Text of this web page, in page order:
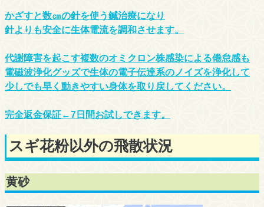
かざすと数㎝の針を使う鍼治療になり
針よりも安全に生体電流を調和させます。
代謝障害を起こす複数のオミクロン株感染による倦怠感も
電磁波浄化グッズで生体の電子伝達系のノイズを浄化して
少しでも早く動きやすい身体を取り戻してください。
完全返金保証←7日間お試しできます。
スギ花粉以外の飛散状況
黄砂